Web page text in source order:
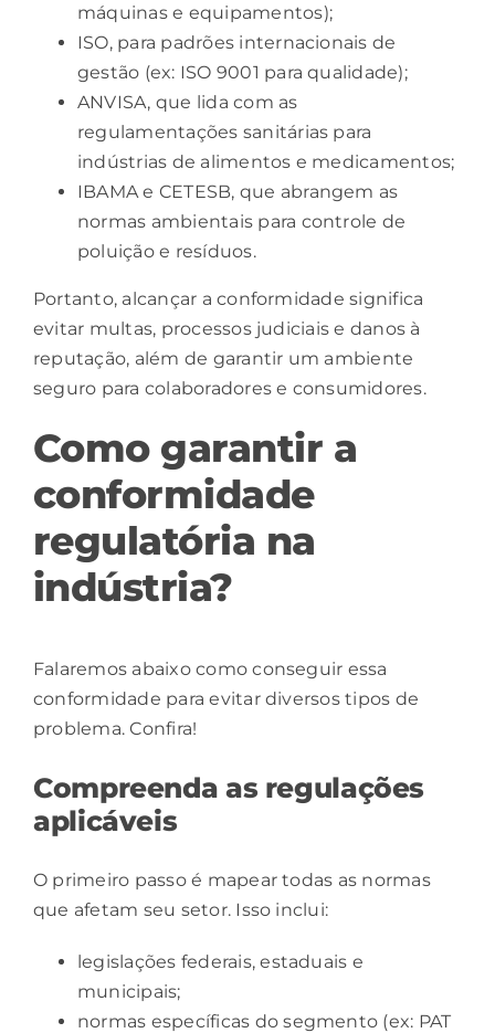
máquinas e equipamentos);
ISO, para padrões internacionais de
gestão (ex: ISO 9001 para qualidade);
ANVISA, que lida com as
regulamentações sanitárias para
indústrias de alimentos e medicamentos;
IBAMA e CETESB, que abrangem as
normas ambientais para controle de
poluição e resíduos.
Portanto, alcançar a conformidade significa
evitar multas, processos judiciais e danos à
reputação, além de garantir um ambiente
seguro para colaboradores e consumidores.
Como garantir a
conformidade
regulatória na
indústria?
Falaremos abaixo como conseguir essa
conformidade para evitar diversos tipos de
problema. Confira!
Compreenda as regulações
aplicáveis
O primeiro passo é mapear todas as normas
que afetam seu setor. Isso inclui:
legislações federais, estaduais e
municipais;
normas específicas do segmento (ex: PAT